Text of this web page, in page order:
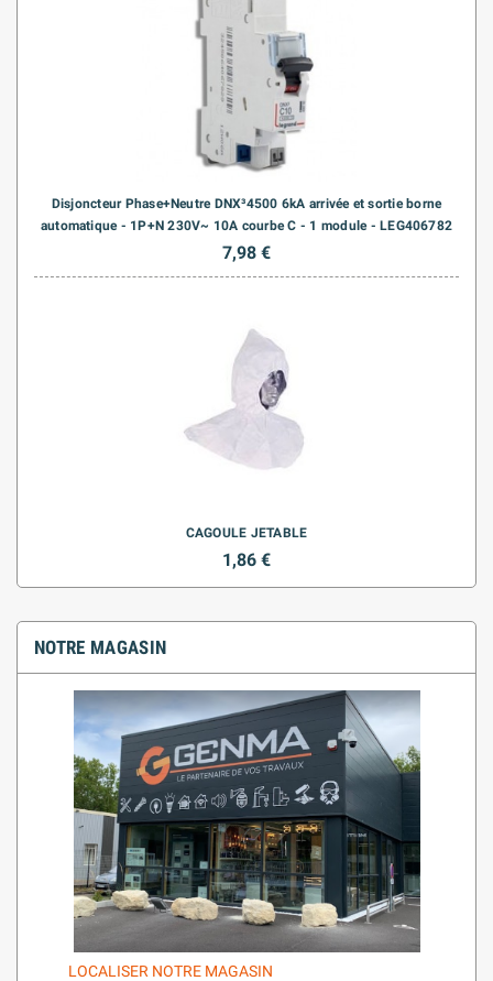
Disjoncteur Phase+Neutre DNX³4500 6kA arrivée et sortie borne
automatique - 1P+N 230V~ 10A courbe C - 1 module - LEG406782
7,98 €
CAGOULE JETABLE
1,86 €
NOTRE MAGASIN
LOCALISER NOTRE MAGASIN